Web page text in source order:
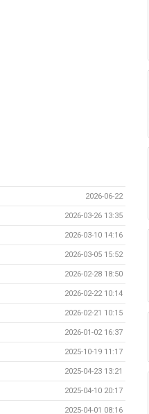
2026-06-22
2026-03-26 13:35
2026-03-10 14:16
2026-03-05 15:52
2026-02-28 18:50
2026-02-22 10:14
2026-02-21 10:15
2026-01-02 16:37
2025-10-19 11:17
2025-04-23 13:21
2025-04-10 20:17
2025-04-01 08:16